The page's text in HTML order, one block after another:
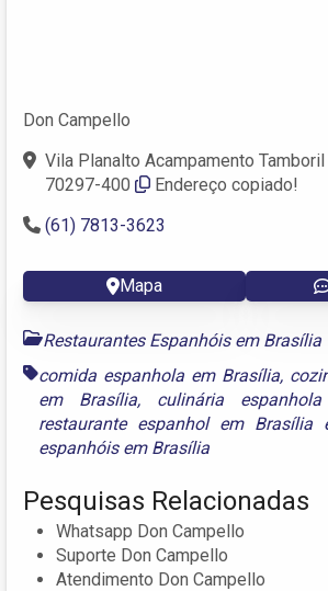
Don Campello
Vila Planalto Acampamento
70297-400
Endereço copiado!
(61) 7813-3623
Mapa
Restaurantes Espanhóis em Brasília
comida espanhola em Brasília,
em Brasília, culinária
restaurante espanhol em Brasília
espanhóis em Brasília
Pesquisas Relacionadas
Whatsapp Don Campello
Suporte Don Campello
Atendimento Don Campello